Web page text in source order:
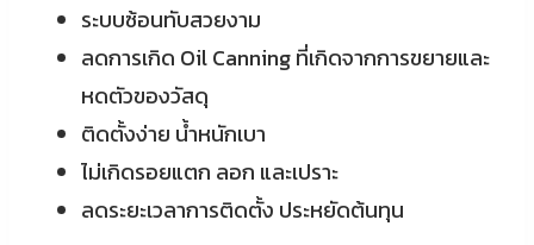
ระบบซ้อนทับสวยงาม
ลดการเกิด Oil Canning ที่เกิดจากการขยายและ
หดตัวของวัสดุ
ติดตั้งง่าย น้ำหนักเบา
ไม่เกิดรอยแตก ลอก และเปราะ
ลดระยะเวลาการติดตั้ง ประหยัดต้นทุน